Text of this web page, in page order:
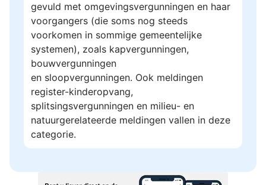
gevuld met omgevingsvergunningen en haar
voorgangers (die soms nog steeds
voorkomen in sommige gemeentelijke
systemen), zoals kapvergunningen,
bouwvergunningen
en sloopvergunningen. Ook meldingen
register-kinderopvang,
splitsingsvergunningen en milieu- en
natuurgerelateerde meldingen vallen in deze
categorie.